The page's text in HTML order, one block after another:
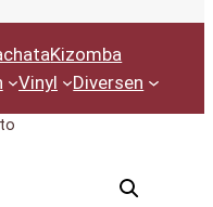
Kizomba
Vinyl Diversen